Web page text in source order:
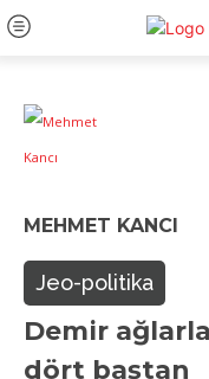
MEHMET KANCI
Jeo-politika
Demir
dört baştan